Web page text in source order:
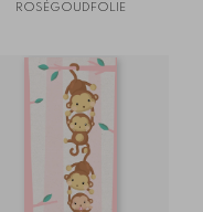
ROSÉGOUDFOLIE